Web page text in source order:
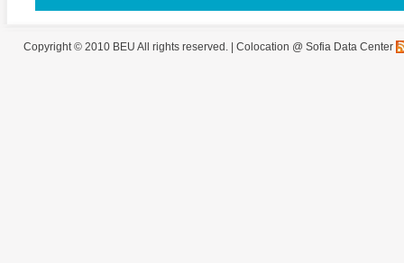
Copyright © 2010 BEU All rights reserved. | Colocation @ Sofia Data Center